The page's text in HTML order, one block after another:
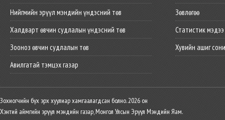
Нийгмийн эрүүл мэндийн үндэсний төв
Халдварт өвчин судлалын үндэсний төв
Зооноз өвчин судлалын төв
Авилгатай тэмцэх газар
Зөвлөгөө
Статистик мэдээ
Хувийн ашиг
Зохиогчийн бүх эрх хуулиар хамгаалагдсан болно. 2026 он
Хэнтий аймгийн эрүүл мэндийн газар, Монгол Улсын Эрүүл Мэндийн Яам.